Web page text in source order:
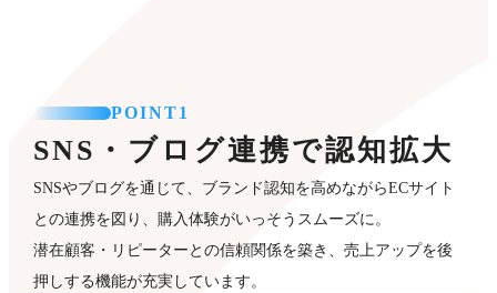
POINT1
SNS・ブログ連携で認知拡大
SNSやブログを通じて、ブランド認知を高めながらECサイト
との連携を図り、購入体験がいっそうスムーズに。
潜在顧客・リピーターとの信頼関係を築き、売上アップを後
押しする機能が充実しています。